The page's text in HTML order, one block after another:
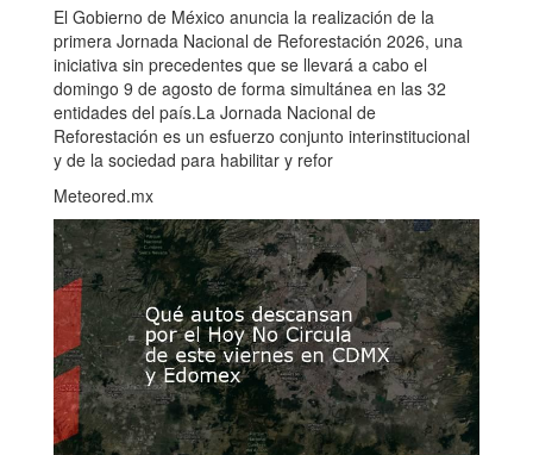
El Gobierno de México anuncia la realización de la
primera Jornada Nacional de Reforestación 2026, una
iniciativa sin precedentes que se llevará a cabo el
domingo 9 de agosto de forma simultánea en las 32
entidades del país.La Jornada Nacional de
Reforestación es un esfuerzo conjunto interinstitucional
y de la sociedad para habilitar y refor
Meteored.mx